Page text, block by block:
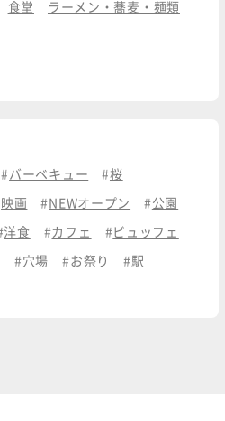
食堂 ラーメン・蕎麦・麺類
バーベキュー 桜
映画 NEWオープン 公園
洋食 カフェ ビュッフェ
穴場 お祭り 駅